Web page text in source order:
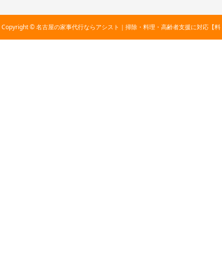
Copyright © 名古屋の家事代行ならアシスト｜掃除・料理・高齢者支援に対応【料